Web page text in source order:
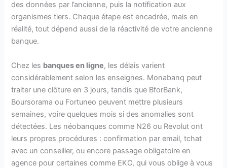
des données par l’ancienne, puis la notification aux
organismes tiers. Chaque étape est encadrée, mais en
réalité, tout dépend aussi de la réactivité de votre ancienne
banque.
Chez les banques en ligne, les délais varient
considérablement selon les enseignes. Monabanq peut
traiter une clôture en 3 jours, tandis que BforBank,
Boursorama ou Fortuneo peuvent mettre plusieurs
semaines, voire quelques mois si des anomalies sont
détectées. Les néobanques comme N26 ou Revolut ont
leurs propres procédures : confirmation par email, tchat
avec un conseiller, ou encore passage obligatoire en
agence pour certaines comme EKO, qui vous oblige à vous